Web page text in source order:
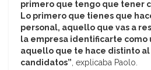
primero que tengo que tener
Lo primero que tienes que
personal, aquello que vas a
la empresa identificarte como
aquello que te hace distinto
candidatos”, explicaba Paolo.